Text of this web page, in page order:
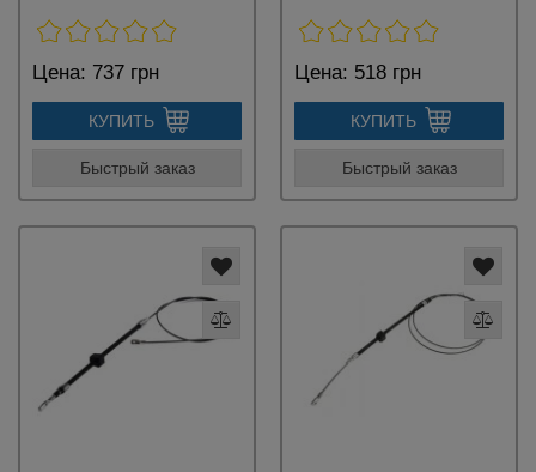
Цена: 737 грн
КУПИТЬ
Быстрый заказ
Цена: 518 грн
КУПИТЬ
Быстрый заказ